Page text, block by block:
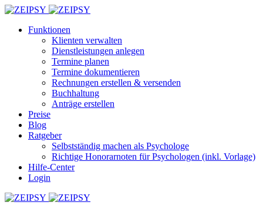
Funktionen
Klienten verwalten
Dienstleistungen anlegen
Termine planen
Termine dokumentieren
Rechnungen erstellen & versenden
Buchhaltung
Anträge erstellen
Preise
Blog
Ratgeber
Selbstständig machen als Psychologe
Richtige Honorarnoten für Psychologen (inkl. Vorlage)
Hilfe-Center
Login